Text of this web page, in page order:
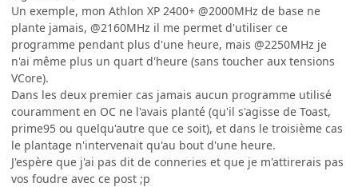
Un exemple, mon Athlon XP 2400+ @2000MHz de base ne
plante jamais, @2160MHz il me permet d'utiliser ce
programme pendant plus d'une heure, mais @2250MHz je
n'ai même plus un quart d'heure (sans toucher aux tensions
VCore).
Dans les deux premier cas jamais aucun programme utilisé
couramment en OC ne l'avais planté (qu'il s'agisse de Toast,
prime95 ou quelqu'autre que ce soit), et dans le troisième cas
le plantage n'intervenait qu'au bout d'une heure.
J'espère que j'ai pas dit de conneries et que je m'attirerais pas
vos foudre avec ce post ;p